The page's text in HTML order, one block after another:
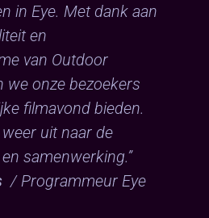
in Eye. Met dank aan
en
van Outdoor
we onze bezoekers
filmavond bieden.
uit naar de
samenwerking.”
/ Programmeur Eye